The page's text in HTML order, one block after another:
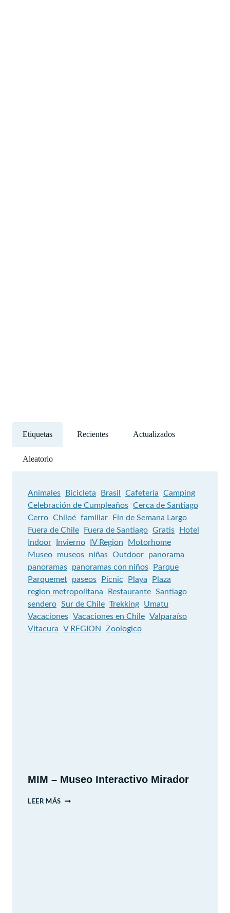
Etiquetas Recientes Actualizados
Aleatorio
Animales Bicicleta Brasil Cafetería
Camping
Celebración de Cumpleaños Cerca de Santiago
Cerro Chiloé familiar
Fin de Semana Largo
Fuera de Chile
Fuera de Santiago Gratis
Hotel
Indoor
Invierno IV Region
Motorhome
Museo
museos niñas Outdoor
panorama
panoramas
panoramas con niños
Parque
Parquemet
paseos Picnic Playa
Plaza
region metropolitana
Restaurante Santiago
sendero Sur de Chile Trekking
Umatu
Vacaciones Vacaciones en Chile Valparaíso
Vitacura
V REGION Zoologico
MIM – Museo Interactivo Mirador
LEER MÁS MIM